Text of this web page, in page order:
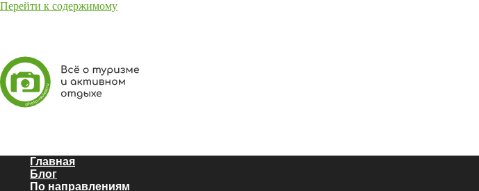
Перейти к содержимому
Главная
Блог
По направлениям